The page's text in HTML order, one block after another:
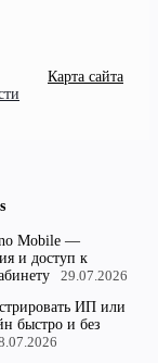
Карта сайта
Mobile —
и доступ к
29.07.2026
ИП или
быстро и без